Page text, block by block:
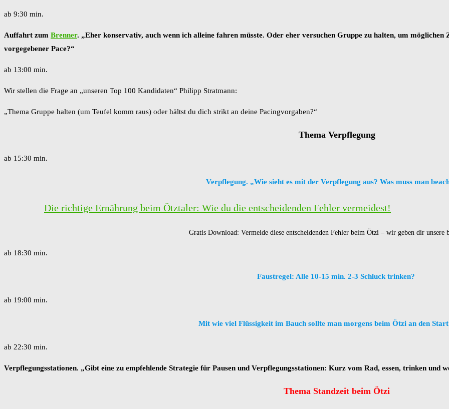
ab 9:30 min.
Auffahrt zum Brenner. „Eher konservativ, auch wenn ich alleine fahren müsste. Oder eher versuchen Gruppe zu halten, um
vorgegebener Pace?“
ab 13:00 min.
Wir stellen die Frage an „unseren Top 100 Kandidaten“ Philipp Stratmann:
„Thema Gruppe halten (um Teufel komm raus) oder hältst du dich strikt an deine Pacingvorgaben?“
Thema Verpflegung
ab 15:30 min.
Verpflegung. „Wie sieht es mit der Verpflegung aus? Was muss man
Die richtige Ernährung beim Ötztaler: Wie du die entscheidenden Fehler vermeidest!
Gratis Download: Vermeide diese entscheidenden Fehler beim Ötzi – wir geben dir unsere
ab 18:30 min.
Faustregel: Alle 10-15 min. 2-3 Schluck trinken?
ab 19:00 min.
Mit wie viel Flüssigkeit im Bauch sollte man morgens beim Ötzi an den
ab 22:30 min.
Verpflegungsstationen. „Gibt eine zu empfehlende Strategie für Pausen und Verpflegungsstationen: Kurz vom Rad, essen, trinken und
Thema Standzeit beim Ötzi